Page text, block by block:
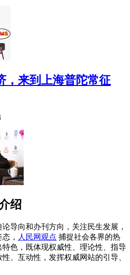
，来到上海普陀常征
绍
导向和办刊方向，关注民生发展，
， 人民网观点 捕捉社会各界的热
色，既体现权威性、理论性、指导
、互动性，发挥权威网站的引导、